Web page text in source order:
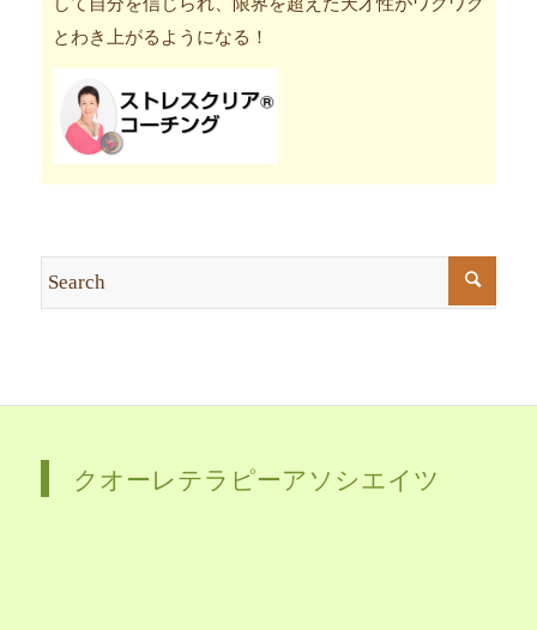
とわき上がるようになる！
クオーレテラピーアソシエイツ